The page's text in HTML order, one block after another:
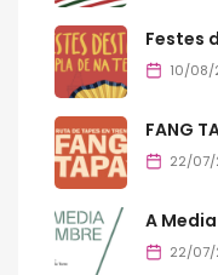
Festes
10/
FANG
22/
A
22/